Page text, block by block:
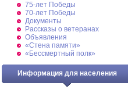
75-лет Победы
70-лет Победы
Документы
Рассказы о ветеранах
Объявления
«Стена памяти»
«Бессмертный полк»
Информация для населения